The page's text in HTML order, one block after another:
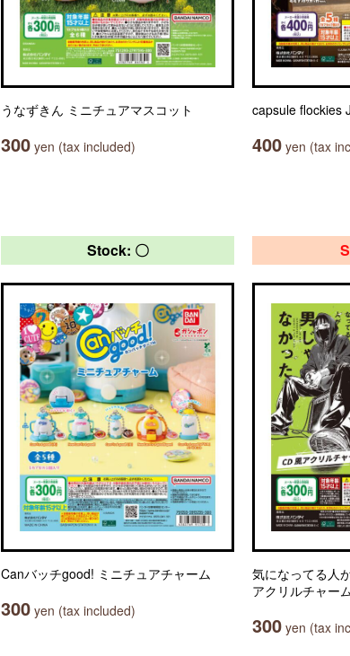
うなずきん ミニチュアマスコット
300 yen (tax included)
capsule flockies
400 yen (tax
Stock: 〇
Canバッチgood! ミニチュアチャーム
300 yen (tax included)
気になってる人
アクリルチャー
300 yen (tax